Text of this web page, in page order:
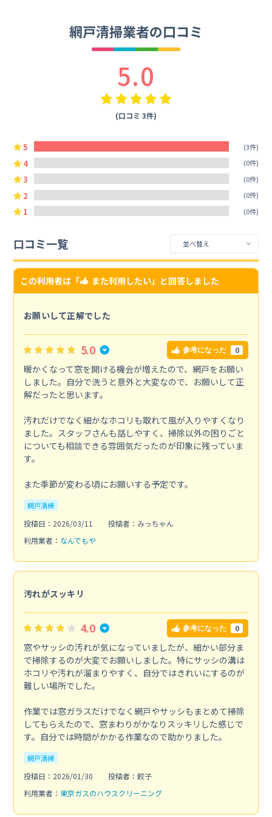
網戸清掃業者の口コミ
5.0
(口コミ 3件)
5 (3件)
4 (0件)
3 (0件)
2 (0件)
1 (0件)
口コミ一覧
この利用者は「 また利用したい」と回答しました
お願いして正解でした
5.0 参考になった 0
暖かくなって窓を開ける機会が増えたので、網戸をお願い
しました。自分で洗うと意外と大変なので、お願いして正
解だったと思います。
汚れだけでなく細かなホコリも取れて風が入りやすくなり
ました。スタッフさんも話しやすく、掃除以外の困りごと
についても相談できる雰囲気だったのが印象に残っていま
す。
また季節が変わる頃にお願いする予定です。
網戸清掃
投稿日：2026/03/11
投稿者：みっちゃん
利用業者： なんでもや
汚れがスッキリ
4.0 参考になった 0
窓やサッシの汚れが気になっていましたが、細かい部分ま
で掃除するのが大変でお願いしました。特にサッシの溝は
ホコリや汚れが溜まりやすく、自分ではきれいにするのが
難しい場所でした。
作業では窓ガラスだけでなく網戸やサッシもまとめて掃除
してもらえたので、窓まわりがかなりスッキリした感じで
す。自分では時間がかかる作業なので助かりました。
網戸清掃
投稿日：2026/01/30
投稿者：餃子
利用業者： 東京ガスのハウスクリーニング